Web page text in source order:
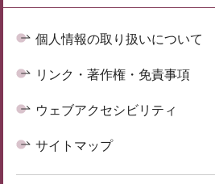
個人情報の取り扱いについて
リンク・著作権・免責事項
ウェブアクセシビリティ
サイトマップ